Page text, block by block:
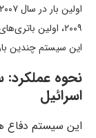
این سیستم چندین
نحوه عملکرد:
اسرائیل